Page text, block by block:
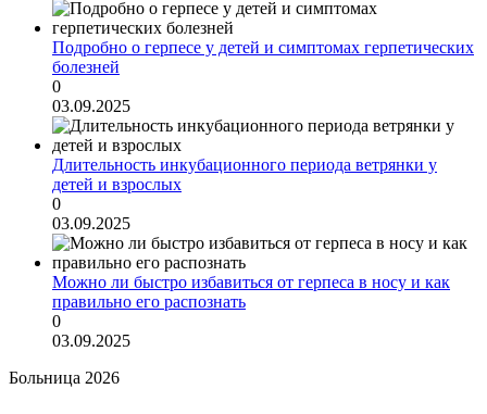
Подробно о герпесе у детей и симптомах герпетических
болезней
0
03.09.2025
Длительность инкубационного периода ветрянки у
детей и взрослых
0
03.09.2025
Можно ли быстро избавиться от герпеса в носу и как
правильно его распознать
0
03.09.2025
Больница 2026